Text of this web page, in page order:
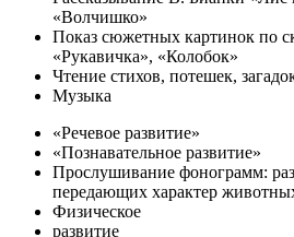
«Волчишко»
Показ сюжетных картинок по
«Рукавичка», «Колобок»
Чтение стихов, потешек,
Музыка
«Речевое развитие»
«Познавательное развитие»
Прослушивание фонограмм:
передающих характер
Физическое
развитие